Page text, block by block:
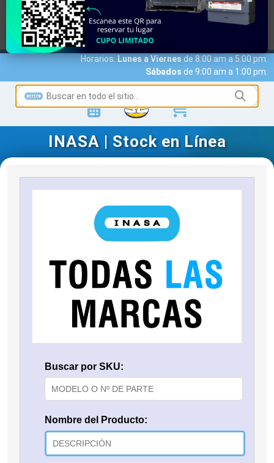
MARCAS ACCESO A CLIENTES
SERVICIOS
NOTICIAS
NOSOTROS
Horarios:Lunes a Viernesde 8:00 am a 5:00 pm.
Sábados de 9:00 am a 1:00 pm.
INASA | Stock en Línea
Buscar por SKU:
Nombre del Producto: